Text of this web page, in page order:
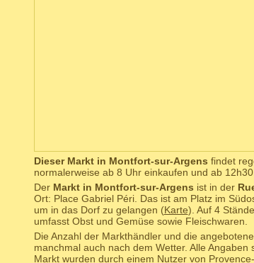
Dieser Markt in Montfort-sur-Argens findet
normalerweise ab 8 Uhr einkaufen und ab
Der Markt in Montfort-sur-Argens ist in der
Ort: Place Gabriel Péri. Das ist am Platz im
um in das Dorf zu gelangen (Karte). Auf 4
umfasst Obst und Gemüse sowie Fleischwaren.
Die Anzahl der Markthändler und die
manchmal auch nach dem Wetter. Alle
Markt wurden durch einem Nutzer von